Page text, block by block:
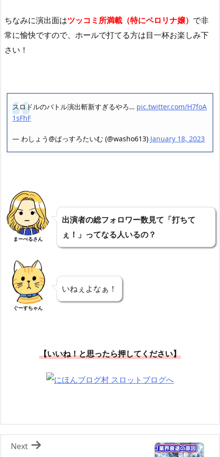
ちなみに演出面はツッコミ所満載（特にペロリナ嬢） で非
常に愉快ですので、ホールで打てる方は目一杯お楽しみ下
さい！
スロドルのバトル演出斬新すぎるやろ… pic.twitter.com/H7foA
1sFhF
— わしょう@ぱっすろたいむ (@washo613) January 18, 2023
まーべるさん
出演者の総フォロワー数見て「打ちて
ぇ！」ってなる人いるの？
ぐーすちゃん
いねぇよなぁ！
【いいね！と思ったら押してください】
Next